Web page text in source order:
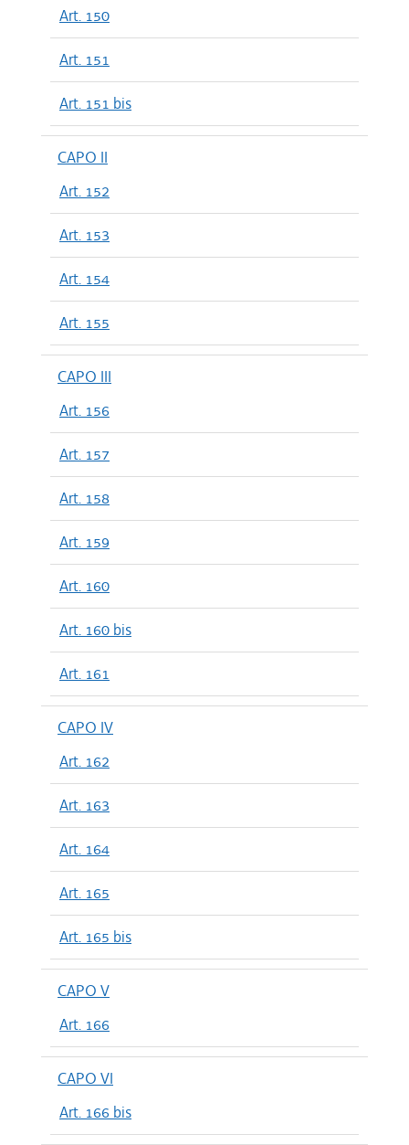
Art. 150
Art. 151
Art. 151 bis
CAPO II
Art. 152
Art. 153
Art. 154
Art. 155
CAPO III
Art. 156
Art. 157
Art. 158
Art. 159
Art. 160
Art. 160 bis
Art. 161
CAPO IV
Art. 162
Art. 163
Art. 164
Art. 165
Art. 165 bis
CAPO V
Art. 166
CAPO VI
Art. 166 bis